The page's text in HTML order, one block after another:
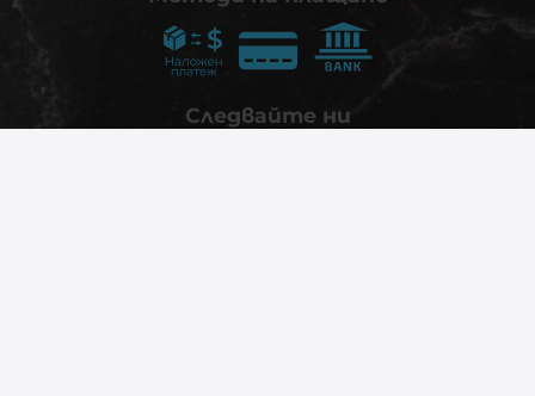
Следвайте ни